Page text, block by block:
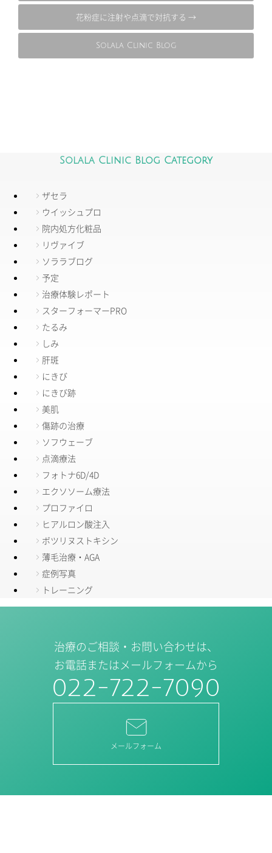
Solala Clinic Blog
花粉症に注射や点滴で対抗する →
Solala Clinic Blog Category
ザセラ
ウイッシュプロ
院内処方化粧品
リヴァイブ
ソララブログ
予定
治療体験レポート
スターフォーマーPRO
たるみ
しみ
肝斑
にきび
にきび跡
美肌
傷跡の治療
ソフウェーブ
点滴療法
フォトナ6D/4D
エクソソーム療法
プロファイロ
ヒアルロン酸注入
ボツリヌストキシン
薄毛治療・AGA
症例写真
トレーニング
治療のご相談・お問い合わせは、
お電話またはメールフォームから
022-722-7090
メールフォーム